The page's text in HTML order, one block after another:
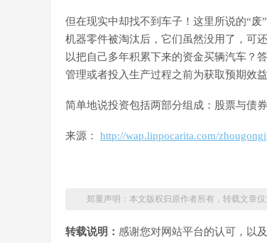
但在现实中却找不到车子！这里所说的“
机器零件被淘汰后，它们虽然没用了，可
以把自己多年积累下来的资金买辆汽车？
管理或者投入生产过程之前为获取预期效
简单地说投资包括两部分组成：股票与债券
来源： http://wap.lippocarita.com/
郑重声明：本文版权归原作者所有，转载文章
转载说明： 感谢您对网站平台的认可，以